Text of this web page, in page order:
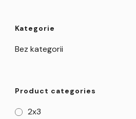
Kategorie
Bez kategorii
Product categories
2x3